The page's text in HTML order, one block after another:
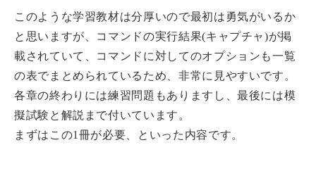
このような学習教材は分厚いので最初は勇気がいるか
と思いますが、コマンドの実行結果(キャプチャ)が掲
載されていて、コマンドに対してのオプションも一覧
の表でまとめられているため、非常に見やすいです。
各章の終わりには練習問題もありますし、最後には模
擬試験と解説まで付いています。
まずはこの1冊が必要、といった内容です。